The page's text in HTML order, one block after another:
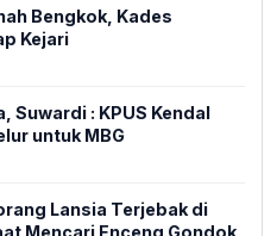
Bengkok, Kades
Kejari
Suwardi : KPUS Kendal
untuk MBG
Lansia Terjebak di